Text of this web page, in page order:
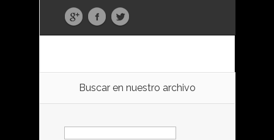
Buscar en nuestro archivo
Buscar: